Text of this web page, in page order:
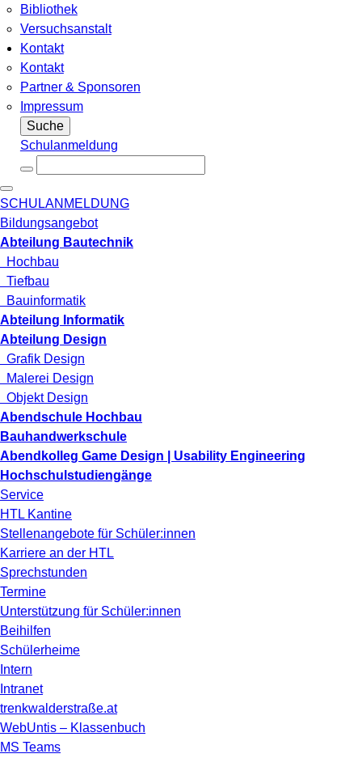
Bibliothek
Versuchsanstalt
Kontakt
Kontakt
Partner & Sponsoren
Impressum
Suche
Schulanmeldung
SCHULANMELDUNG
Bildungsangebot
Abteilung Bautechnik
Hochbau
Tiefbau
Bauinformatik
Abteilung Informatik
Abteilung Design
Grafik Design
Malerei Design
Objekt Design
Abendschule Hochbau
Bauhandwerkschule
Abendkolleg Game Design | Usability Engineering
Hochschulstudiengänge
Service
HTL Kantine
Stellenangebote für Schüler:innen
Karriere an der HTL
Sprechstunden
Termine
Unterstützung für Schüler:innen
Beihilfen
Schülerheime
Intern
Intranet
trenkwalderstraße.at
WebUntis – Klassenbuch
MS Teams